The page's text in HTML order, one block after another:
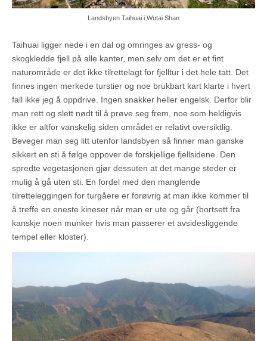
Landsbyen Taihuai i Wutai Shan
Taihuai ligger nede i en dal og omringes av gress- og
skogkledde fjell på alle kanter, men selv om det er et fint
naturområde er det ikke tilrettelagt for fjelltur i det hele tatt. Det
finnes ingen merkede turstier og noe brukbart kart klarte i hvert
fall ikke jeg å oppdrive. Ingen snakker heller engelsk. Derfor blir
man rett og slett nødt til å prøve seg frem, noe som heldigvis
ikke er altfor vanskelig siden området er relativt oversiktlig.
Beveger man seg litt utenfor landsbyen så finner man ganske
sikkert en sti å følge oppover de forskjellige fjellsidene. Den
spredte vegetasjonen gjør dessuten at det mange steder er
mulig å gå uten sti. En fordel med den manglende
tilretteleggingen for turgåere er forøvrig at man ikke kommer til
å treffe en eneste kineser når man er ute og går (bortsett fra
kanskje noen munker hvis man passerer et avsidesliggende
tempel eller kloster).